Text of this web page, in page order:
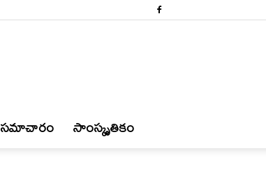
స‌మాచారం సాంస్కృతికం